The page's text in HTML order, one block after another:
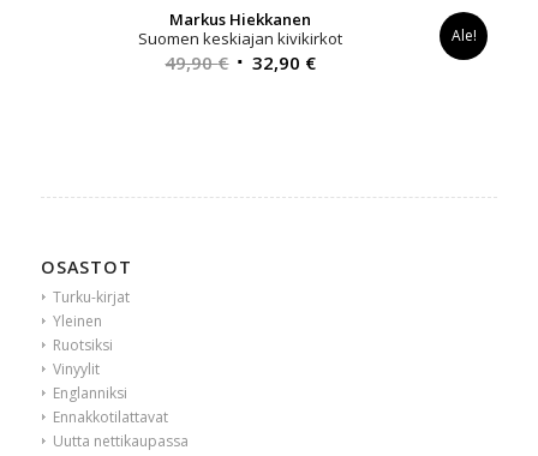
Markus Hiekkanen
Suomen keskiajan kivikirkot
49,90€ Alkuperäinen
32,90 €Nykyinen
Ale!
OSASTOT
Turku-kirjat
Yleinen
Ruotsiksi
Vinyylit
Englanniksi
Ennakkotilattavat
Uutta nettikaupassa